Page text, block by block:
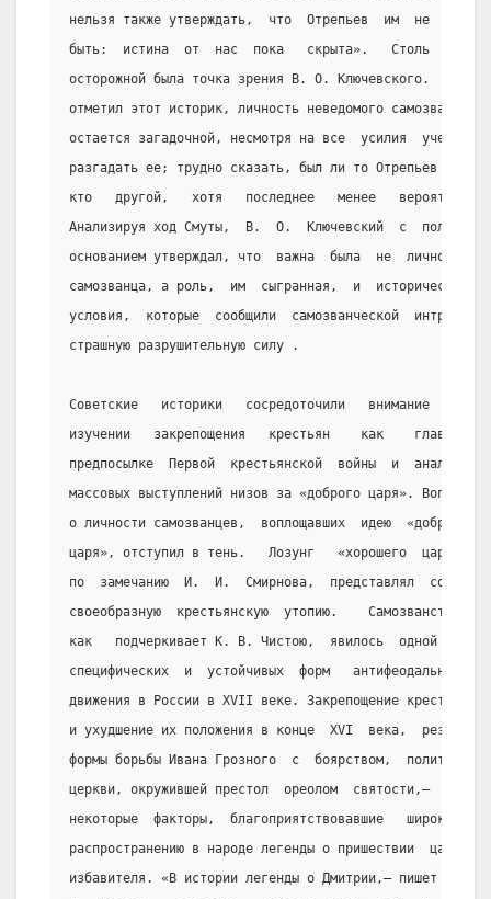
нельзя также утверждать,  что  Отрепьев  им  не  мог
быть:  истина  от  нас  пока   скрыта».   Столь   же
осторожной была точка зрения В. О. Ключевского.  Как
отметил этот историк, личность неведомого самозванца
остается загадочной, несмотря на все  усилия  ученых
разгадать ее; трудно сказать, был ли то Отрепьев или
кто   другой,   хотя   последнее   менее   вероятно.
Анализируя ход Смуты,  В.  О.  Ключевский  с  полным
основанием утверждал, что  важна  была  не  личность
самозванца, а роль,  им  сыгранная,  и  исторические
условия,  которые  сообщили  самозванческой  интриге
страшную разрушительную силу .
Советские   историки   сосредоточили   внимание   на
изучении   закрепощения   крестьян    как    главной
предпосылке  Первой  крестьянской  войны  и  анализе
массовых выступлений низов за «доброго царя». Вопрос
о личности самозванцев,  воплощавших  идею  «доброго
царя», отступил в тень.   Лозунг   «хорошего  царя»,
по  замечанию  И.  И.  Смирнова,  представлял  собой
своеобразную  крестьянскую  утопию.    Самозванство,
как   подчеркивает К. В. Чистою,  явилось  одной  из
специфических  и  устойчивых  форм   антифеодального
движения в России в XVII веке. Закрепощение крестьян
и ухудшение их положения в конце  XVI  века,  резкие
формы борьбы Ивана Грозного  с  боярством,  политика
церкви, окружившей престол  ореолом  святости,—  вот
некоторые  факторы,  благоприятствовавшие   широкому
распространению в народе легенды о пришествии  царя-
избавителя. «В истории легенды о Дмитрии,— пишет  К.